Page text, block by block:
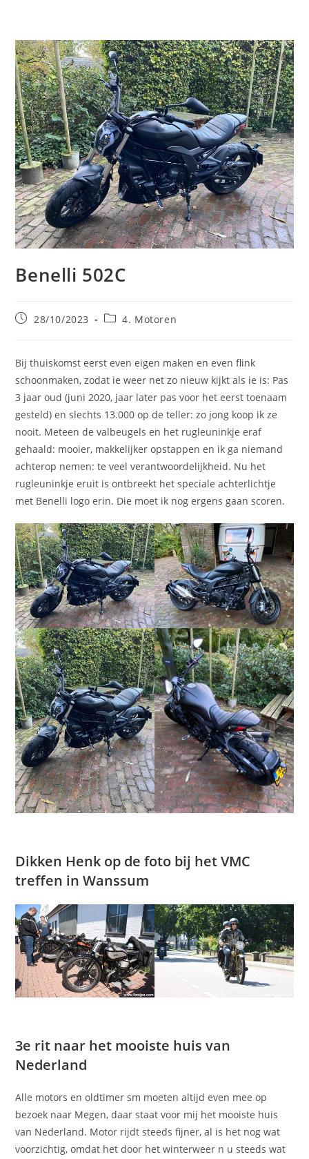
Benelli 502C
Bericht28/10/2023 Berichtcategorie:
4. Motoren
Bij thuiskomst eerst even eigen maken en even flink
schoonmaken, zodat ie weer net zo nieuw kijkt als ie is: Pas
3 jaar oud (juni 2020, jaar later pas voor het eerst toenaam
gesteld) en slechts 13.000 op de teller: zo jong koop ik ze
nooit. Meteen de valbeugels en het rugleuninkje eraf
gehaald: mooier, makkelijker opstappen en ik ga niemand
achterop nemen: te veel verantwoordelijkheid. Nu het
rugleuninkje eruit is ontbreekt het speciale achterlichtje
met Benelli logo erin. Die moet ik nog ergens gaan scoren.
Dikken Henk op de foto bij het VMC
treffen in Wanssum
3e rit naar het mooiste huis van
Nederland
Alle motors en oldtimer sm moeten altijd even mee op
bezoek naar Megen, daar staat voor mij het mooiste huis
van Nederland. Motor rijdt steeds fijner, al is het nog wat
voorzichtig, omdat het door het winterweer n u steeds wat